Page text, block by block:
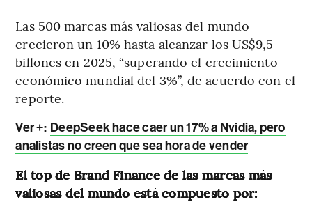
Las 500 marcas más valiosas del mundo
crecieron un 10% hasta alcanzar los US$9,5
billones en 2025, “superando el crecimiento
económico mundial del 3%”, de acuerdo con el
reporte.
Ver +: DeepSeek hace caer un 17% a Nvidia, pero
analistas no creen que sea hora de vender
El top de Brand Finance de las marcas más
valiosas del mundo está compuesto por: